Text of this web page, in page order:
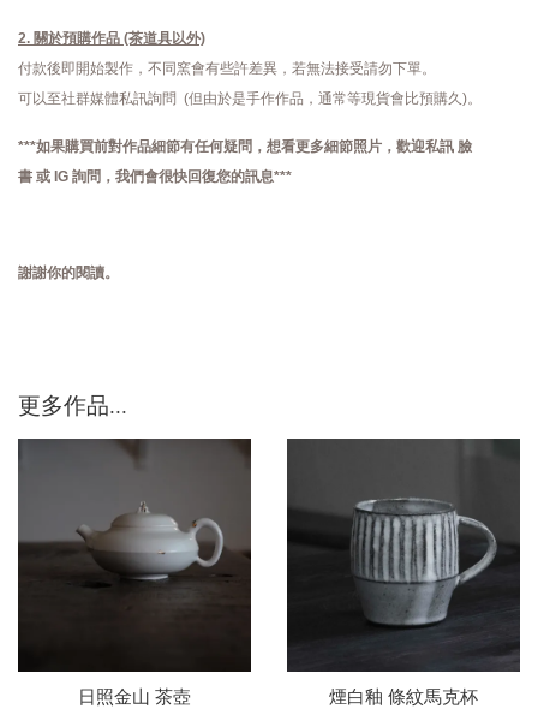
2. 關於預購作品 (茶道具以外)
付款後即開始製作，不同窯會有些許差異，若無法接受請勿下單。
可以至社群媒體私訊詢問 (但由於是手作作品，通常等現貨會比預購久)。
***如果購買前對作品細節有任何疑問，想看更多細節照片，歡迎私訊 臉
書 或 IG 詢問， 我們會很快回復您的訊息***
謝謝你的閱讀。
更多作品...
日照金山 茶壺 煙白釉 條紋馬克杯